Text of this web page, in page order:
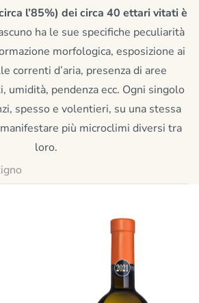
l’85%) dei circa 40 ettari vitati è
ha le sue specifiche peculiarità
morfologica, esposizione ai
correnti d’aria, presenza di aree
umidità, pendenza ecc. Ogni singolo
spesso e volentieri, su una stessa
più microclimi diversi tra
loro.